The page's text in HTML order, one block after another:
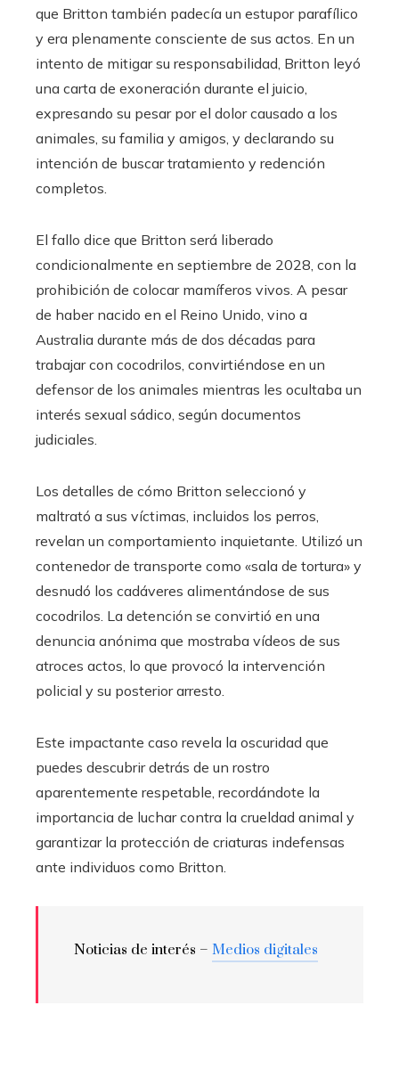
que Britton también padecía un estupor parafílico
y era plenamente consciente de sus actos. En un
intento de mitigar su responsabilidad, Britton leyó
una carta de exoneración durante el juicio,
expresando su pesar por el dolor causado a los
animales, su familia y amigos, y declarando su
intención de buscar tratamiento y redención
completos.
El fallo dice que Britton será liberado
condicionalmente en septiembre de 2028, con la
prohibición de colocar mamíferos vivos. A pesar
de haber nacido en el Reino Unido, vino a
Australia durante más de dos décadas para
trabajar con cocodrilos, convirtiéndose en un
defensor de los animales mientras les ocultaba un
interés sexual sádico, según documentos
judiciales.
Los detalles de cómo Britton seleccionó y
maltrató a sus víctimas, incluidos los perros,
revelan un comportamiento inquietante. Utilizó un
contenedor de transporte como «sala de tortura» y
desnudó los cadáveres alimentándose de sus
cocodrilos. La detención se convirtió en una
denuncia anónima que mostraba vídeos de sus
atroces actos, lo que provocó la intervención
policial y su posterior arresto.
Este impactante caso revela la oscuridad que
puedes descubrir detrás de un rostro
aparentemente respetable, recordándote la
importancia de luchar contra la crueldad animal y
garantizar la protección de criaturas indefensas
ante individuos como Britton.
Noticias de interés – Medios digitales